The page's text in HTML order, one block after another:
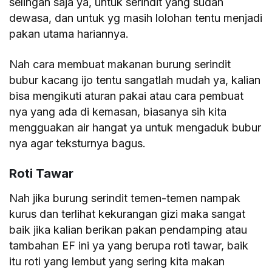
dewasa, dan untuk yg masih lolohan tentu menjadi
pakan utama hariannya.
Nah cara membuat makanan burung serindit
bubur kacang ijo tentu sangatlah mudah ya, kalian
bisa mengikuti aturan pakai atau cara pembuat
nya yang ada di kemasan, biasanya sih kita
mengguakan air hangat ya untuk mengaduk bubur
nya agar teksturnya bagus.
Roti Tawar
Nah jika burung serindit temen-temen nampak
kurus dan terlihat kekurangan gizi maka sangat
baik jika kalian berikan pakan pendamping atau
tambahan EF ini ya yang berupa roti tawar, baik
itu roti yang lembut yang sering kita makan